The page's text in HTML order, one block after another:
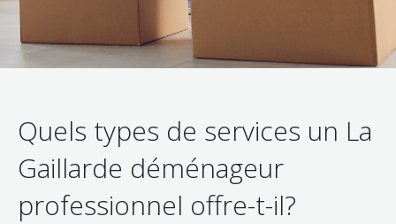
Quels types de services un La
Gaillarde déménageur
professionnel offre-t-il?